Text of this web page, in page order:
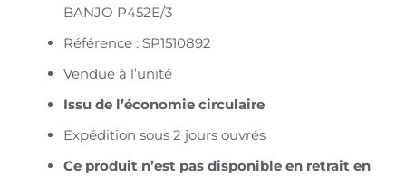
BANJO P452E/3
Référence : SP1510892
Vendue à l’unité
Issu de l’économie circulaire
Expédition sous 2 jours ouvrés
Ce produit n’est pas disponible en retrait en